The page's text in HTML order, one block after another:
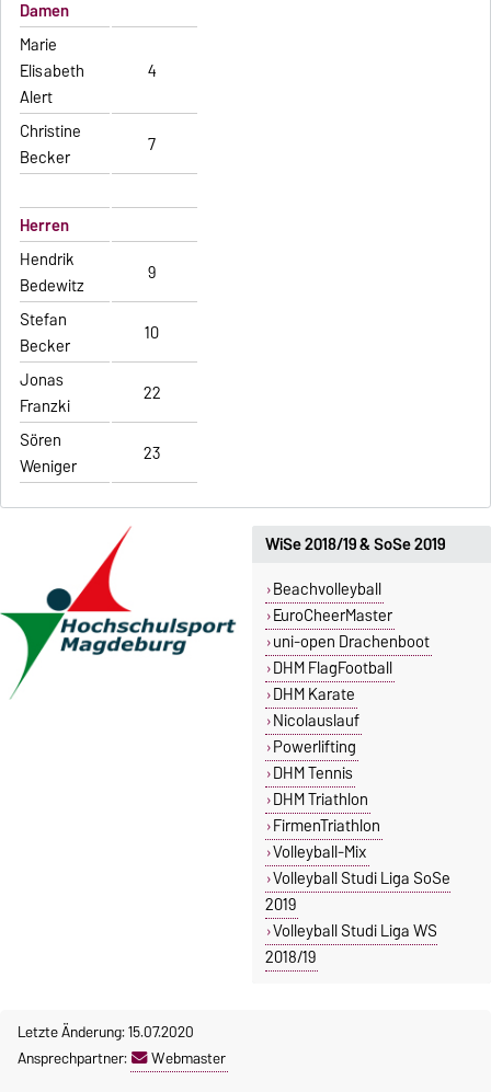
Damen
Marie
Elisabeth
Alert
4
Christine
Becker
7
Herren
Hendrik
Bedewitz
9
Stefan
Becker
10
Jonas
Franzki
22
Sören
Weniger
23
WiSe 2018/19 & SoSe 2019
Beachvolleyball
EuroCheerMaster
uni-open Drachenboot
DHM FlagFootball
DHM Karate
Nicolauslauf
Powerlifting
DHM Tennis
DHM Triathlon
FirmenTriathlon
Volleyball-Mix
Volleyball Studi Liga SoSe
2019
Volleyball Studi Liga WS
2018/19
Letzte Änderung: 15.07.2020
Ansprechpartner:
Webmaster